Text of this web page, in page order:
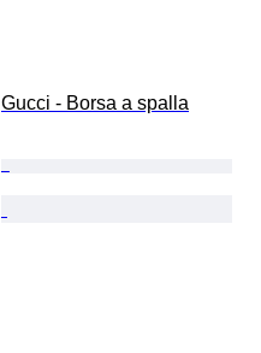
Gucci - Borsa a spalla